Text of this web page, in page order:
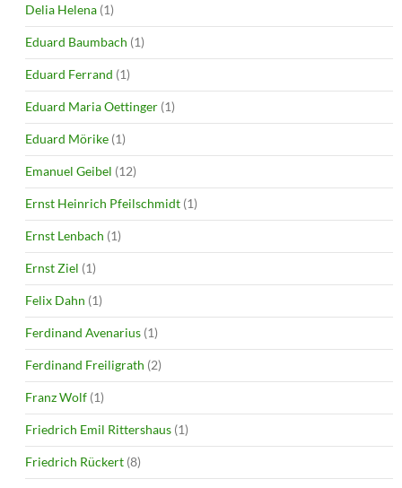
Delia Helena (1)
Eduard Baumbach (1)
Eduard Ferrand (1)
Eduard Maria Oettinger (1)
Eduard Mörike (1)
Emanuel Geibel (12)
Ernst Heinrich Pfeilschmidt (1)
Ernst Lenbach (1)
Ernst Ziel (1)
Felix Dahn (1)
Ferdinand Avenarius (1)
Ferdinand Freiligrath (2)
Franz Wolf (1)
Friedrich Emil Rittershaus (1)
Friedrich Rückert (8)